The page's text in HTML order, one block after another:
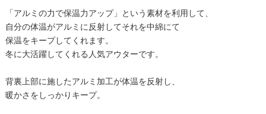
「アルミの力で保温力アップ」という素材を利用して、
自分の体温がアルミに反射してそれを中綿にて
保温をキープしてくれます。
冬に大活躍してくれる人気アウターです。
背裏上部に施したアルミ加工が体温を反射し、
暖かさをしっかりキープ。